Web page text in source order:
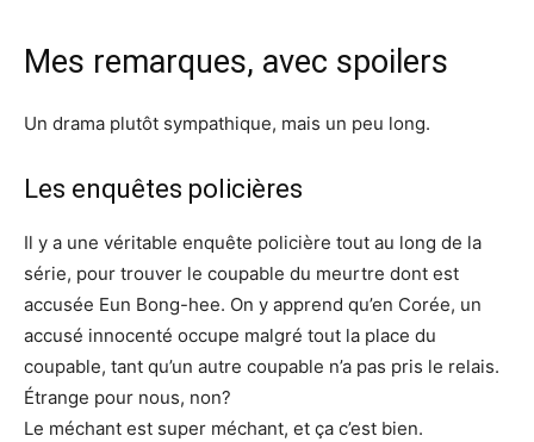
Mes remarques, avec spoilers
Un drama plutôt sympathique, mais un peu long.
Les enquêtes policières
Il y a une véritable enquête policière tout au long de la
série, pour trouver le coupable du meurtre dont est
accusée Eun Bong-hee. On y apprend qu’en Corée, un
accusé innocenté occupe malgré tout la place du
coupable, tant qu’un autre coupable n’a pas pris le relais.
Étrange pour nous, non?
Le méchant est super méchant, et ça c’est bien.